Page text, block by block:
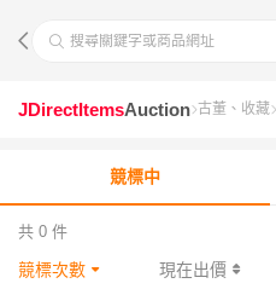
搜尋關鍵字或商品網址
JDirectItemsAuction 古董、收藏
競標中
共 0 件
競標次數 現在出價